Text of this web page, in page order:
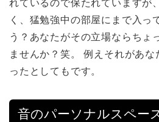
れているので保たれていますが
く、猛勉強中の部屋にまで入っ
う？あなたがその立場ならちょ
ませんか？笑。 例えそれがあ
ったとしてもです。
音のパーソナルスペー